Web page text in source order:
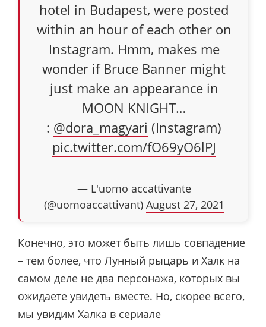
hotel in Budapest, were posted
within an hour of each other on
Instagram. Hmm, makes me
wonder if Bruce Banner might
just make an appearance in
MOON KNIGHT…
: @dora_magyari (Instagram)
pic.twitter.com/fO69yO6lPJ
— L'uomo accattivante
(@uomoaccattivant) August 27, 2021
Конечно, это может быть лишь совпадение
– тем более, что Лунный рыцарь и Халк на
самом деле не два персонажа, которых вы
ожидаете увидеть вместе. Но, скорее всего,
мы увидим Халка в сериале